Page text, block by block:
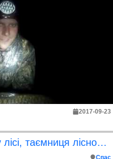
2017-09-23
Рибалка у сосновому лісі, таємниця лісного озера, чи є тут трофейний короп
Спас